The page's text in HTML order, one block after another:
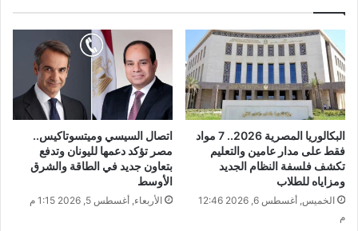
البكالوريا المصرية 2026.. 7 مواد
فقط على مدار عامين والتعليم
تكشف فلسفة النظام الجديد
ومزاياه للطلاب
الخميس, أغسطس 6, 2026 12:46
م
اتصال السيسي وميتسوتاكيس..
مصر تؤكد دعمها لليونان وتدفع
بتعاون جديد في الطاقة والشرق
الأوسط
الأربعاء, أغسطس 5, 2026 1:15 م